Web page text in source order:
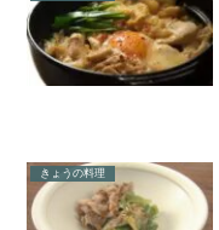
きょうの料理